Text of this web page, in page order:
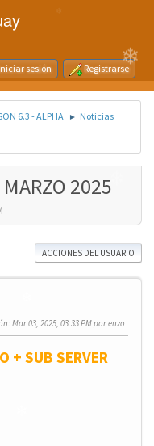
sesión Registrarse
6.3 - ALPHA ► Noticias
2025
ACCIONES DEL USUARIO
: Mar 03, 2025, 03:33 PM por enzo
+ SUB SERVER
❄